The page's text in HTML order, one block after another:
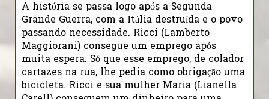
A história se passa logo após a Segunda
Grande Guerra, com a Itália destruída e o povo
passando necessidade. Ricci (Lamberto
Maggiorani) consegue um emprego após
muita espera. Só que esse emprego, de colador
cartazes na rua, lhe pedia como obrigação uma
bicicleta. Ricci e sua mulher Maria (Lianella